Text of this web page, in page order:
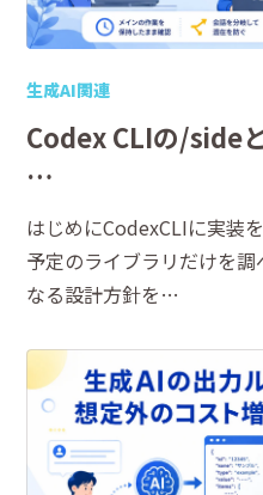
生成AI関連
Codex CLIの/side
…
はじめにCodexCLIに実装
予定のライブラリだけを
なる設計方針を…